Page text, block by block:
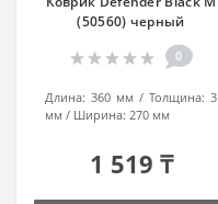
(50560) черный
0
Длина: 360 мм Толщина: 3
мм
Ширина: 270 мм
1 519 ₸